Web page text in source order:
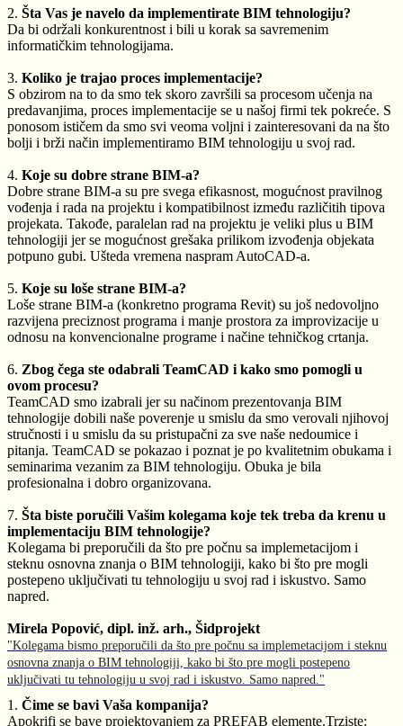
2. Šta Vas je navelo da implementirate BIM tehnologiju?
Da bi održali konkurentnost i bili u korak sa savremenim
informatičkim tehnologijama.
3. Koliko je trajao proces implementacije?
S obzirom na to da smo tek skoro završili sa procesom učenja na
predavanjima, proces implementacije se u našoj firmi tek pokreće. S
ponosom ističem da smo svi veoma voljni i zainteresovani da na što
bolji i brži način implementiramo BIM tehnologiju u svoj rad.
4. Koje su dobre strane BIM-a?
Dobre strane BIM-a su pre svega efikasnost, mogućnost pravilnog
vođenja i rada na projektu i kompatibilnost između različitih tipova
projekata. Takođe, paralelan rad na projektu je veliki plus u BIM
tehnologiji jer se mogućnost grešaka prilikom izvođenja objekata
potpuno gubi. Ušteda vremena naspram AutoCAD-a.
5. Koje su loše strane BIM-a?
Loše strane BIM-a (konkretno programa Revit) su još nedovoljno
razvijena preciznost programa i manje prostora za improvizacije u
odnosu na konvencionalne programe i načine tehničkog crtanja.
6. Zbog čega ste odabrali TeamCAD i kako smo pomogli u
ovom procesu?
TeamCAD smo izabrali jer su načinom prezentovanja BIM
tehnologije dobili naše poverenje u smislu da smo verovali njihovoj
stručnosti i u smislu da su pristupačni za sve naše nedoumice i
pitanja. TeamCAD se pokazao i poznat je po kvalitetnim obukama i
seminarima vezanim za BIM tehnologiju. Obuka je bila
profesionalna i dobro organizovana.
7. Šta biste poručili Vašim kolegama koje tek treba da krenu u
implementaciju BIM tehnologije?
Kolegama bi preporučili da što pre počnu sa implemetacijom i
steknu osnovna znanja o BIM tehnologiji, kako bi što pre mogli
postepeno uključivati tu tehnologiju u svoj rad i iskustvo. Samo
napred.
Mirela Popović, dipl. inž. arh., Šidprojekt
"Kolegama bismo preporučili da što pre počnu sa implemetacijom i steknu
osnovna znanja o BIM tehnologiji, kako bi što pre mogli postepeno
uključivati tu tehnologiju u svoj rad i iskustvo. Samo napred."
1. Čime se bavi Vaša kompanija?
Apokrifi se bave projektovanjem za PREFAB elemente.Trziste: